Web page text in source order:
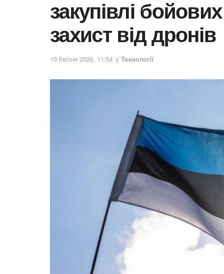
закупівлі
захист від дронів
10 Квітня 2026, 11:54 у Технології